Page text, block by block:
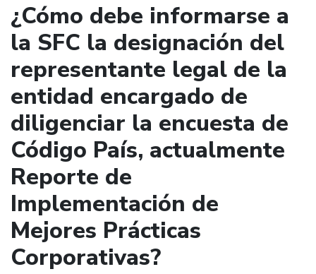
¿Cómo debe informarse a
la SFC la designación del
representante legal de la
entidad encargado de
diligenciar la encuesta de
Código País, actualmente
Reporte de
Implementación de
Mejores Prácticas
Corporativas?